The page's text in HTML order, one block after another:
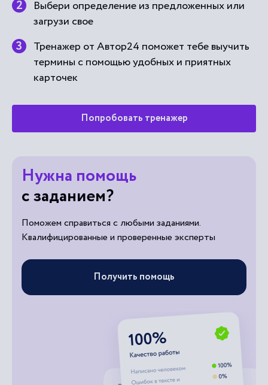
Выбери определение из предложенных или
загрузи свое
Тренажер от Автор24 поможет тебе выучить
термины с помощью удобных и приятных
карточек
Попробовать тренажер
Нужна помощь
с заданием?
Поможем справиться с любыми заданиями.
Квалифицированные и проверенные эксперты
Получить помощь